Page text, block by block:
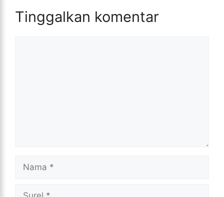
Tinggalkan komentar